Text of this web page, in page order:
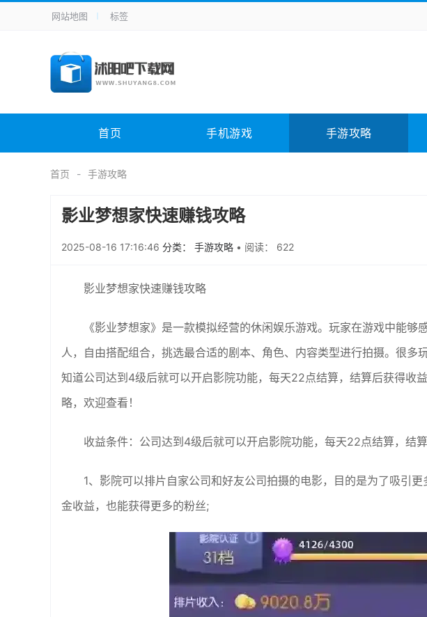
手机应用
手机游戏 H5游戏
电脑软件 其它类别 图形软件 安全相关 应用软件
未分类 综合其它
网站地图 标签
首页 手机游戏 手游攻略
首页 手游攻略
影业梦想家快速赚钱攻略
2025-08-16 17:16:46 分类： 手游攻略 • 阅读： 622
影业梦想家快速赚钱攻略
《影业梦想家》是一款模拟经营的休闲娱乐游戏。玩家在游戏中能够
人，自由搭配组合，挑选最合适的剧本、角色、内容类型进行拍摄。很多
知道公司达到4级后就可以开启影院功能，每天22点结算，结算后获得收
略，欢迎查看！
收益条件：公司达到4级后就可以开启影院功能，每天22点结算，结算
1、影院可以排片自家公司和好友公司拍摄的电影，目的是为了吸引
金收益，也能获得更多的粉丝;